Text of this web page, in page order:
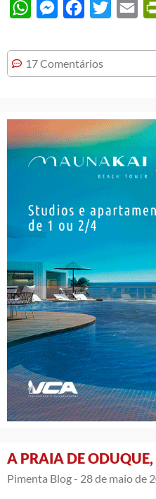
WhatsAppMessengerFacebook
Twitter
17 Comentários
A PRAIA DE
Pimenta Blog - 28 de maio de